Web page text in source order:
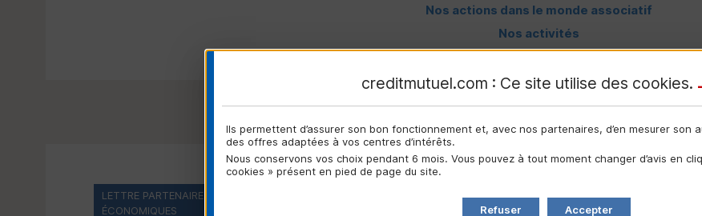
Nos actions dans le monde associatif
Nos activités
Associathèque – La base de connaissances
Pour aller plus loin
LETTRE PARTENAIRE COMITÉS SOCIAUX ET
ÉCONOMIQUES
LETTRE PARTENAIRE COMITÉS SOCIAUX ET
creditmutuel.com : Ce site utilise des cookies.
Ils permettent d’assurer son bon fonctionnement et, avec nos partenaires, d’en mesurer son
des offres adaptées à vos centres d’intérêts.
Nous conservons vos choix pendant 6 mois. Vous pouvez à tout moment changer d’avis en
cookies » présent en pied de page du site.
Accepter
Refuser